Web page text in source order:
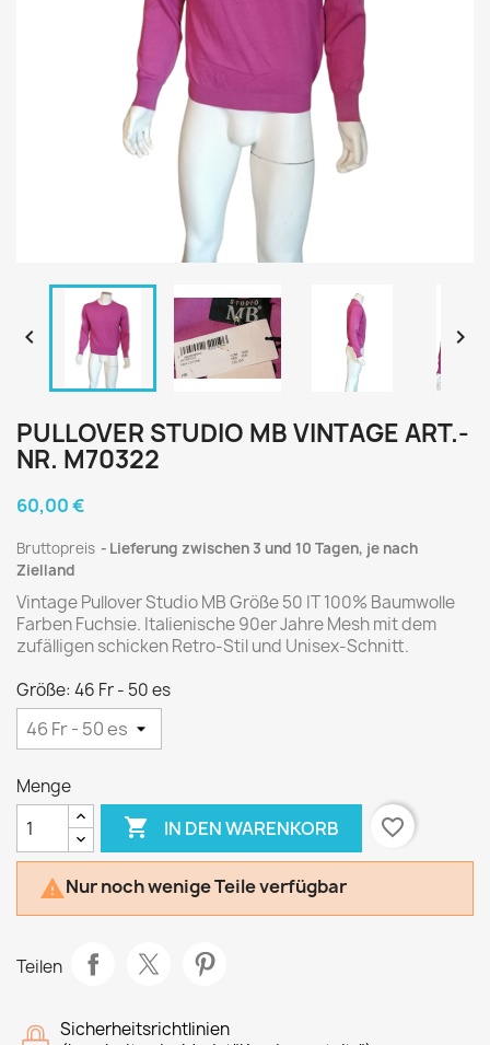
 
PULLOVER STUDIO MB VINTAGE ART.-
NR. M70322
60,00 €
Bruttopreis
Lieferung zwischen 3 und 10 Tagen, je nach
Zielland
Vintage Pullover Studio MB Größe 50 IT 100% Baumwolle
Farben Fuchsie. Italienische 90er Jahre Mesh mit dem
zufälligen schicken Retro-Stil und Unisex-Schnitt.
Größe: 46 Fr - 50 es
Menge
 IN DEN WARENKORB favorite_border
Nur noch wenige Teile verfügbar
Teilen
Sicherheitsrichtlinien